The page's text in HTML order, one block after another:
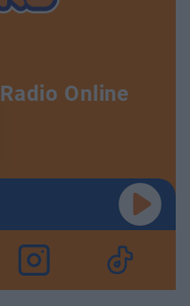
Radio Online